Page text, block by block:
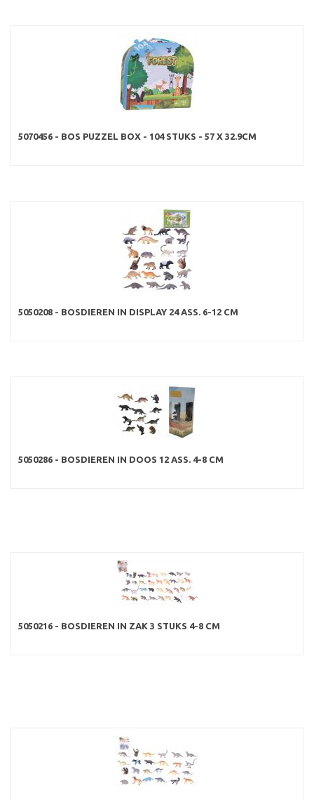
5070456 - BOS PUZZEL BOX - 104 STUKS - 57 X 32.9CM
5050208 - BOSDIEREN IN DISPLAY 24 ASS. 6-12 CM
5050286 - BOSDIEREN IN DOOS 12 ASS. 4-8 CM
5050216 - BOSDIEREN IN ZAK 3 STUKS 4-8 CM